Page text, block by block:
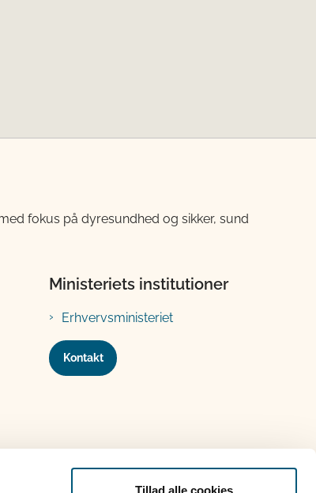
Tillad alle cookies
fokus på dyresundhed og sikker, sund
Ministeriets institutioner
Erhvervsministeriet
Kontakt